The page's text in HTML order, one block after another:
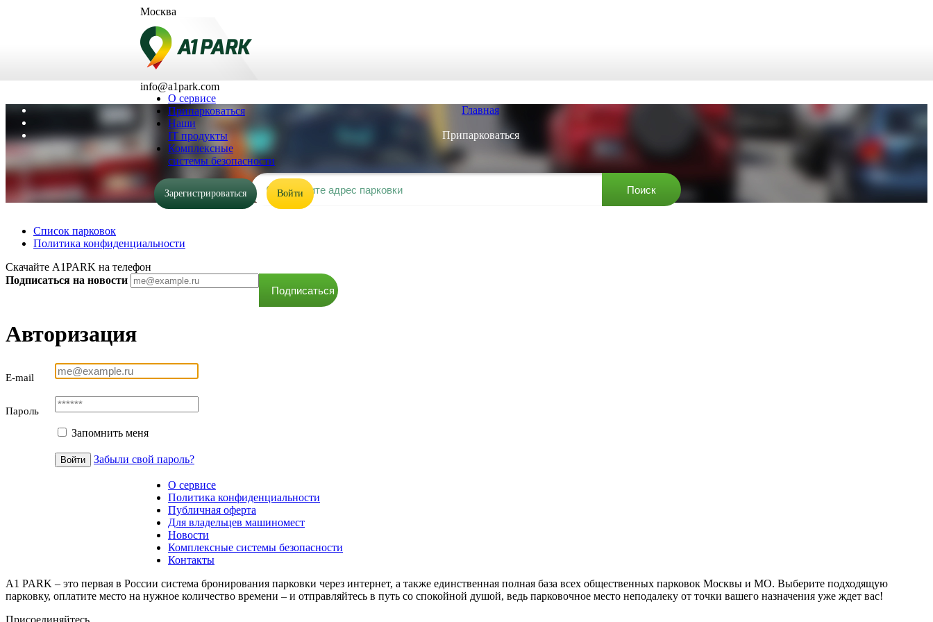
Москва
Выберите город
Москва
Пермь
Санкт-Петербург
info@a1park.com
О сервисе
Припарковаться
Наши
IT продукты
Комплексные
системы безопасности
Зарегистрироваться Войти
Главная
Припарковаться
Список парковок
Политика конфиденциальности
Скачайте A1PARK на телефон
Подписаться на новости
Авторизация
E-mail
Пароль
Запомнить меня
Забыли свой пароль?
О сервисе
Политика конфиденциальности
Публичная оферта
Для владельцев машиномест
Новости
Комплексные системы безопасности
Контакты
A1 PARK – это первая в России система бронирования парковки через интернет, а также единственная полная база всех общественных парковок Москвы и МО. Выберите подходящую
парковку, оплатите место на нужное количество времени – и отправляйтесь в путь со спокойной душой, ведь парковочное место неподалеку от точки вашего назначения уже ждет вас!
Присоединяйтесь